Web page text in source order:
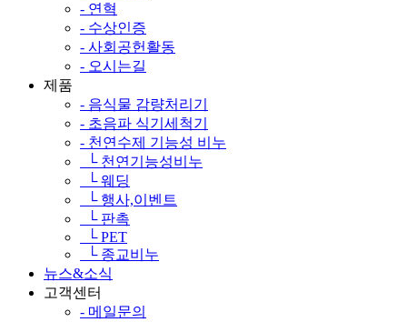
- 연혁
- 수상인증
- 사회공헌활동
- 오시는길
제품
- 음식물 감량처리기
- 초음파 식기세척기
- 천연수제 기능성 비누
└ 천연기능성비누
└ 웨딩
└ 행사,이벤트
└ 판촉
└ PET
└ 종교비누
뉴스&소식
고객센터
- 메일문의